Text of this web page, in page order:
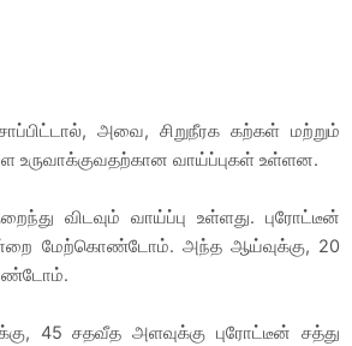
அவை, சிறுநீரக கற்கள் மற்றும்
உருவாக்குவதற்கான வாய்ப்புகள் உள்ளன.
விடவும் வாய்ப்பு உள்ளது. புரோட்டீன்
மேற்கொண்டோம். அந்த ஆய்வுக்கு, 20
45 சதவீத அளவுக்கு புரோட்டீன் சத்து